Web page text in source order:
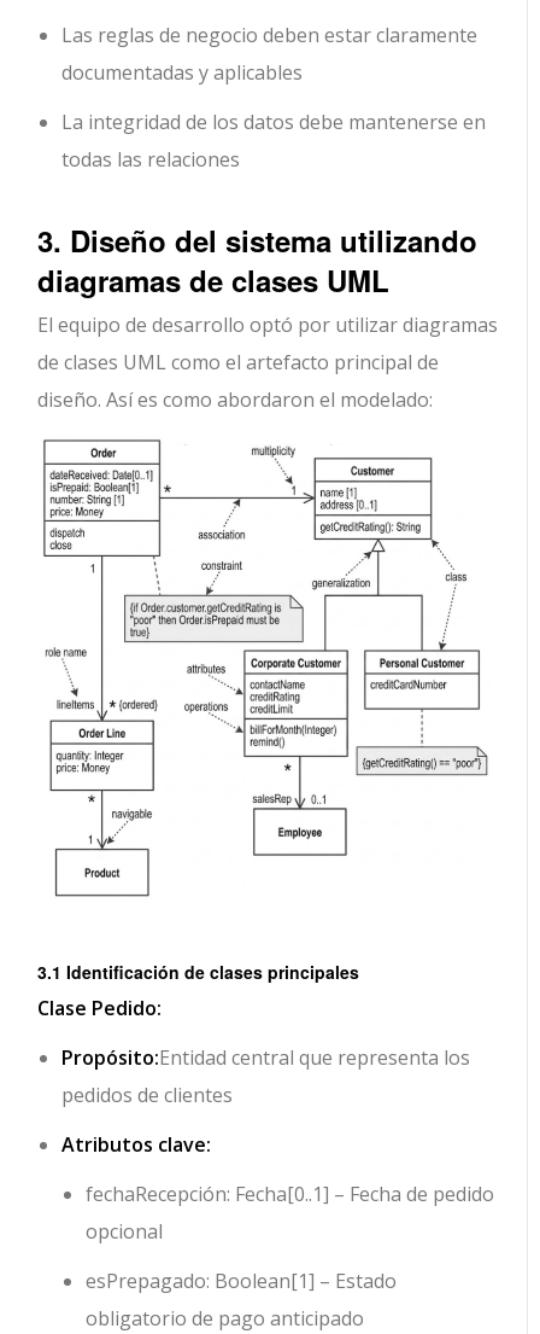
Las reglas de negocio deben estar claramente
documentadas y aplicables
La integridad de los datos debe mantenerse en
todas las relaciones
3. Diseño del sistema utilizando
diagramas de clases UML
El equipo de desarrollo optó por utilizar diagramas
de clases UML como el artefacto principal de
diseño. Así es como abordaron el modelado:
3.1 Identificación de clases principales
Clase Pedido:
Propósito:Entidad central que representa los
pedidos de clientes
Atributos clave:
fechaRecepción: Fecha[0..1] – Fecha de pedido
opcional
esPrepagado: Boolean[1] – Estado
obligatorio de pago anticipado